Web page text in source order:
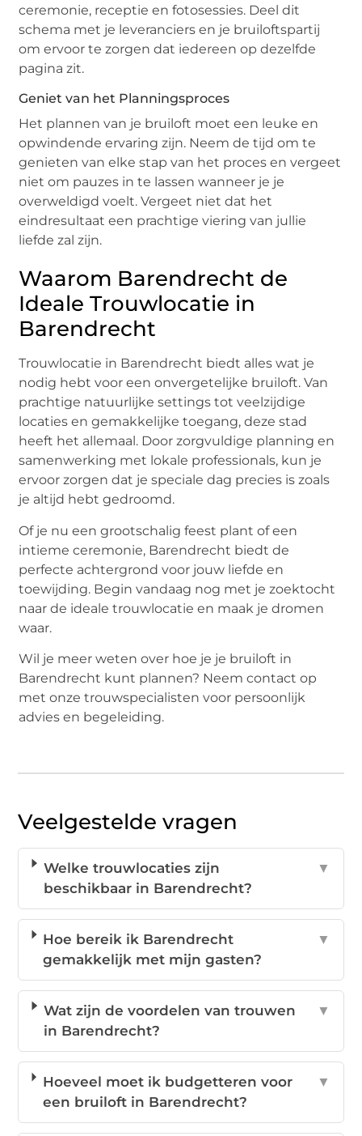
ceremonie, receptie en fotosessies. Deel dit
schema met je leveranciers en je bruiloftspartij
om ervoor te zorgen dat iedereen op dezelfde
pagina zit.
Geniet van het Planningsproces
Het plannen van je bruiloft moet een leuke en
opwindende ervaring zijn. Neem de tijd om te
genieten van elke stap van het proces en vergeet
niet om pauzes in te lassen wanneer je je
overweldigd voelt. Vergeet niet dat het
eindresultaat een prachtige viering van jullie
liefde zal zijn.
Waarom Barendrecht de
Ideale Trouwlocatie in
Barendrecht
Trouwlocatie in Barendrecht biedt alles wat je
nodig hebt voor een onvergetelijke bruiloft. Van
prachtige natuurlijke settings tot veelzijdige
locaties en gemakkelijke toegang, deze stad
heeft het allemaal. Door zorgvuldige planning en
samenwerking met lokale professionals, kun je
ervoor zorgen dat je speciale dag precies is zoals
je altijd hebt gedroomd.
Of je nu een grootschalig feest plant of een
intieme ceremonie, Barendrecht biedt de
perfecte achtergrond voor jouw liefde en
toewijding. Begin vandaag nog met je zoektocht
naar de ideale trouwlocatie en maak je dromen
waar.
Wil je meer weten over hoe je je bruiloft in
Barendrecht kunt plannen? Neem contact op
met onze trouwspecialisten voor persoonlijk
advies en begeleiding.
Veelgestelde vragen
Welke trouwlocaties zijn
beschikbaar in Barendrecht?
▼
Hoe bereik ik Barendrecht
gemakkelijk met mijn gasten?
▼
Wat zijn de voordelen van trouwen
in Barendrecht?
▼
Hoeveel moet ik budgetteren voor
een bruiloft in Barendrecht?
▼